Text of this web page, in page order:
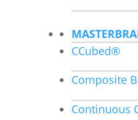
CCubed®
Composite
Continuous